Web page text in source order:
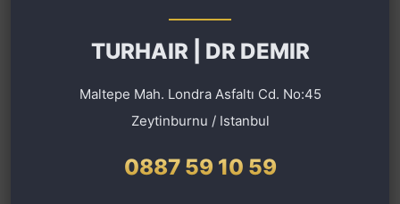
TURHAIR | DR DEMIR
Maltepe Mah. Londra Asfaltı Cd. No:45
Zeytinburnu / Istanbul
0887 59 10 59